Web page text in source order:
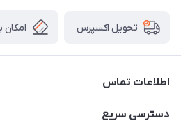
تحویل اکسپرس
اطلاعات تماس
03538252575
دسترسی سریع